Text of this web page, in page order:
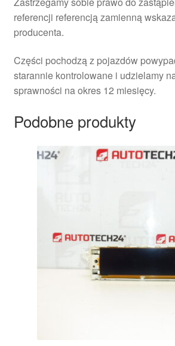
referencji referencją zamienną
producenta.
Części pochodzą z pojazdów
starannie kontrolowane i udzielamy
sprawności na okres 12 miesięcy.
Podobne produkty